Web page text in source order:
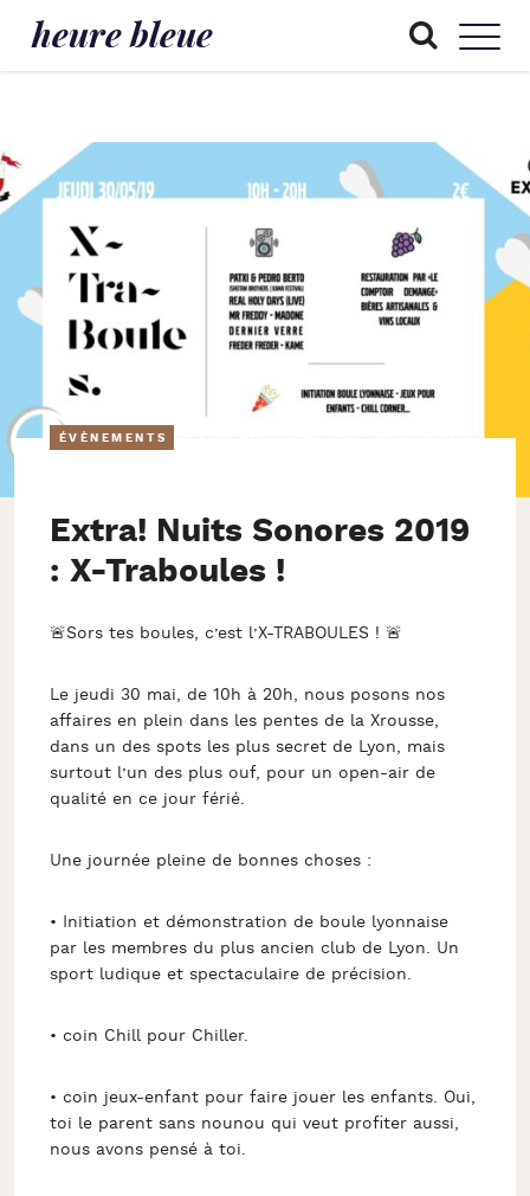
heure bleue
ÉVÈNEMENTS
Extra! Nuits Sonores 2019
: X-Traboules !
🚨Sors tes boules, c’est l’X-TRABOULES ! 🚨
Le jeudi 30 mai, de 10h à 20h, nous posons nos
affaires en plein dans les pentes de la Xrousse,
dans un des spots les plus secret de Lyon, mais
surtout l’un des plus ouf, pour un open-air de
qualité en ce jour férié.
Une journée pleine de bonnes choses :
• Initiation et démonstration de boule lyonnaise
par les membres du plus ancien club de Lyon. Un
sport ludique et spectaculaire de précision.
• coin Chill pour Chiller.
• coin jeux-enfant pour faire jouer les enfants. Oui,
toi le parent sans nounou qui veut profiter aussi,
nous avons pensé à toi.